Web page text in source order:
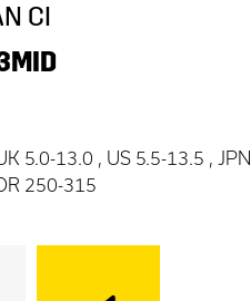
CI
5.0-13.0 , US 5.5-13.5 , JPN
250-315